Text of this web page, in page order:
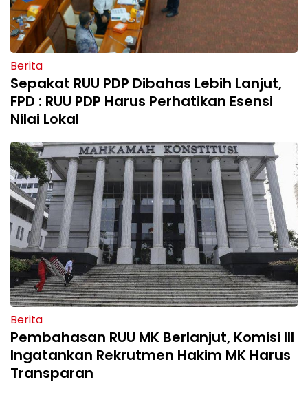
Berita
Sepakat RUU PDP Dibahas Lebih Lanjut,
FPD : RUU PDP Harus Perhatikan Esensi
Nilai Lokal
Berita
Pembahasan RUU MK Berlanjut, Komisi III
Ingatankan Rekrutmen Hakim MK Harus
Transparan